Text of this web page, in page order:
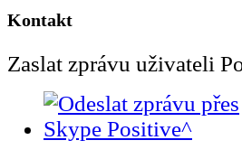
Kontakt
Zaslat zprávu uživateli